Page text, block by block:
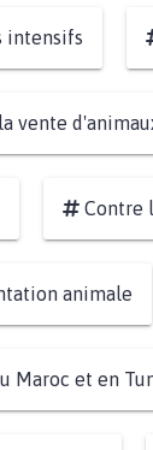
intensifs
vente
Contre
animale
Maroc et en